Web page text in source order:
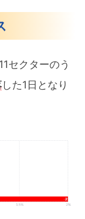
セクターのう
した1日となり